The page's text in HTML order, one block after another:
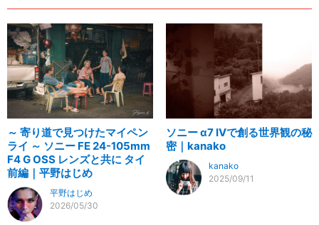
～ 寄り道で見つけたマイペン
ライ ～ ソニー FE 24-105mm
F4 G OSS レンズと共に タイ
前編｜平野はじめ
平野はじめ
2026/05/30
ソニー α7 IVで創る世界観の秘
密｜kanako
kanako
2025/09/11